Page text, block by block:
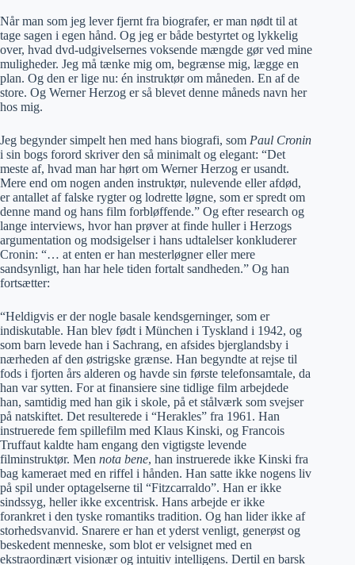
Når man som jeg lever fjernt fra biografer, er man nødt til at
tage sagen i egen hånd. Og jeg er både bestyrtet og lykkelig
over, hvad dvd-udgivelsernes voksende mængde gør ved mine
muligheder. Jeg må tænke mig om, begrænse mig, lægge en
plan. Og den er lige nu: én instruktør om måneden. En af de
store. Og Werner Herzog er så blevet denne måneds navn her
hos mig.
Jeg begynder simpelt hen med hans biografi, som Paul Cronin
i sin bogs forord skriver den så minimalt og elegant: “Det
meste af, hvad man har hørt om Werner Herzog er usandt.
Mere end om nogen anden instruktør, nulevende eller afdød,
er antallet af falske rygter og lodrette løgne, som er spredt om
denne mand og hans film forbløffende.” Og efter research og
lange interviews, hvor han prøver at finde huller i Herzogs
argumentation og modsigelser i hans udtalelser konkluderer
Cronin: “… at enten er han mesterløgner eller mere
sandsynligt, han har hele tiden fortalt sandheden.” Og han
fortsætter:
“Heldigvis er der nogle basale kendsgerninger, som er
indiskutable. Han blev født i München i Tyskland i 1942, og
som barn levede han i Sachrang, en afsides bjerglandsby i
nærheden af den østrigske grænse. Han begyndte at rejse til
fods i fjorten års alderen og havde sin første telefonsamtale, da
han var sytten. For at finansiere sine tidlige film arbejdede
han, samtidig med han gik i skole, på et stålværk som svejser
på natskiftet. Det resulterede i “Herakles” fra 1961. Han
instruerede fem spillefilm med Klaus Kinski, og Francois
Truffaut kaldte ham engang den vigtigste levende
filminstruktør. Men nota bene, han instruerede ikke Kinski fra
bag kameraet med en riffel i hånden. Han satte ikke nogens liv
på spil under optagelserne til “Fitzcarraldo”. Han er ikke
sindssyg, heller ikke excentrisk. Hans arbejde er ikke
forankret i den tyske romantiks tradition. Og han lider ikke af
storhedsvanvid. Snarere er han et yderst venligt, generøst og
beskedent menneske, som blot er velsignet med en
ekstraordinært visionær og intuitiv intelligens. Dertil en barsk